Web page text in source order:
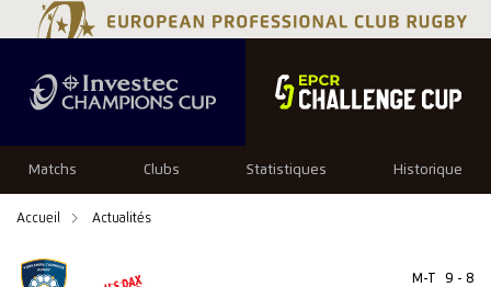
Matchs Clubs Statistiques Historique
Accueil Actualités
M-T 9 - 8
25 18